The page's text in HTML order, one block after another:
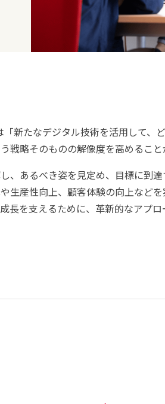
「新たなデジタル技術を活用して、
戦略そのものの解像度を高めること
、あるべき姿を見定め、目標に到
生産性向上、顧客体験の向上など
長を支えるために、革新的なアプロ